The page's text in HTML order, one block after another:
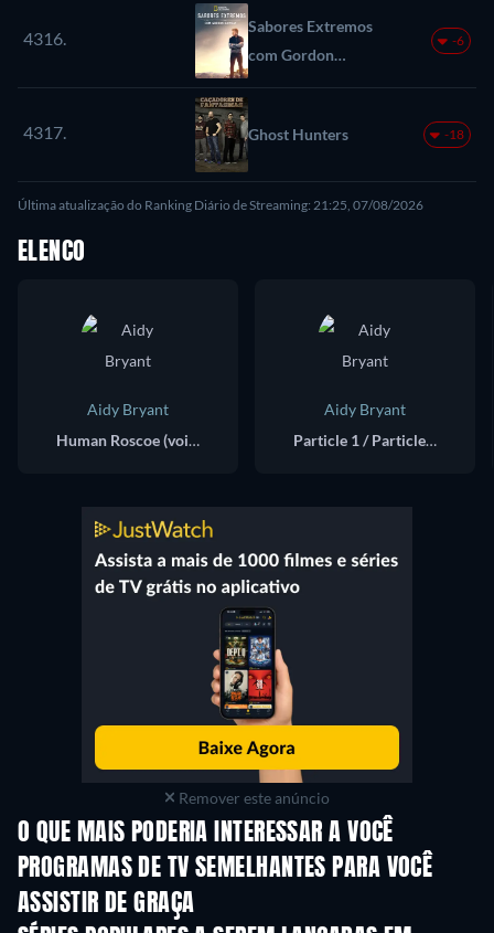
4316.
Sabores Extremos
com Gordon
Ramsay
-6
4317. Ghost Hunters -18
Última atualização do Ranking Diário de Streaming: 21:25, 07/08/2026
ELENCO
Aidy Bryant
Human Roscoe (voice)
Aidy Bryant
Particle 1 / Particle 3 (voice)
Remover este anúncio
O QUE MAIS PODERIA INTERESSAR A VOCÊ
Série Série
PROGRAMAS DE TV SEMELHANTES PARA VOCÊ
ASSISTIR DE GRAÇA
Série